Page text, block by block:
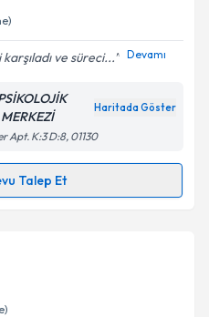
ve süreci... Devamı
Haritada Göster
Apt. K:3 D:8, 01130
Talep Et
randevu almanız
e-posta ile